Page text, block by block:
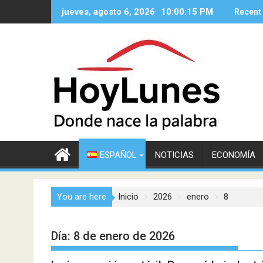
jueves, agosto 6, 2026 10:00:16 PM
ESPAÑOL NOTICIAS ECONOMÍA
You are here Inicio 2026 enero 8
Día: 8 de enero de 2026